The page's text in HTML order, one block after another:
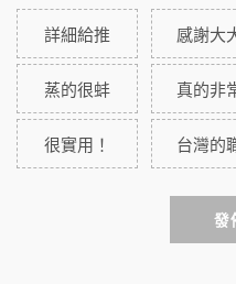
詳細給推 感謝大
蒸的很蚌 真的非
很實用！ 台灣的
發